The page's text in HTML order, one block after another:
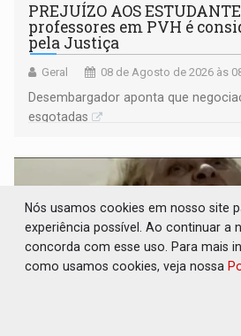
PREJUÍZO AOS
professores em PVH é
pela Justiça
Geral 08 de Agosto de 2026 às
Desembargador aponta que
esgotadas
Nós usamos cookies em nosso site
experiência possível. Ao continuar a
concorda com esse uso. Para mais
como usamos cookies, veja nossa